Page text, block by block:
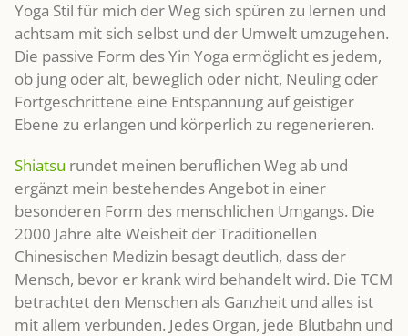
Yoga Stil für mich der Weg sich spüren zu lernen und
achtsam mit sich selbst und der Umwelt umzugehen.
Die passive Form des Yin Yoga ermöglicht es jedem,
ob jung oder alt, beweglich oder nicht, Neuling oder
Fortgeschrittene eine Entspannung auf geistiger
Ebene zu erlangen und körperlich zu regenerieren.
Shiatsu rundet meinen beruflichen Weg ab und
ergänzt mein bestehendes Angebot in einer
besonderen Form des menschlichen Umgangs. Die
2000 Jahre alte Weisheit der Traditionellen
Chinesischen Medizin besagt deutlich, dass der
Mensch, bevor er krank wird behandelt wird. Die TCM
betrachtet den Menschen als Ganzheit und alles ist
mit allem verbunden. Jedes Organ, jede Blutbahn und